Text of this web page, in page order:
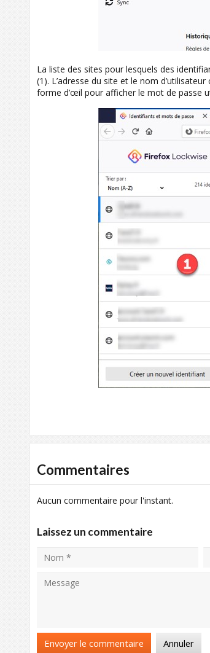
La liste des sites pour lesquels des
(1). L’adresse du site et le nom
forme d’œil pour afficher le mot de passe
Commentaires
Aucun commentaire pour l'instant.
Laissez un commentaire